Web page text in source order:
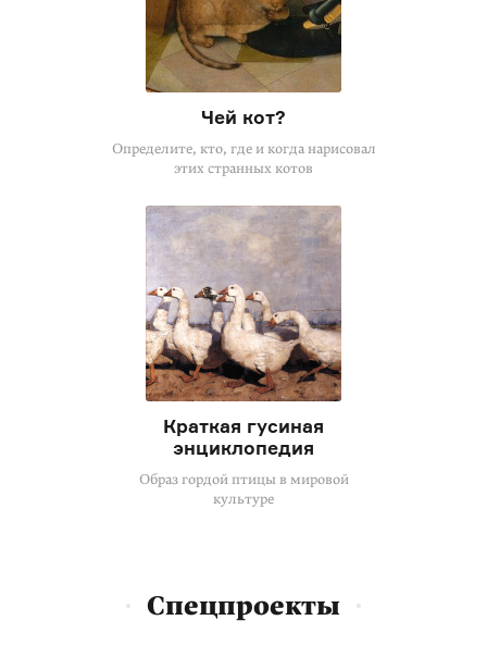
Чей кот?
Определите, кто, где и когда нарисовал
этих странных котов
Краткая гусиная
энциклопедия
Образ гордой птицы в мировой
культуре
Спецпроекты